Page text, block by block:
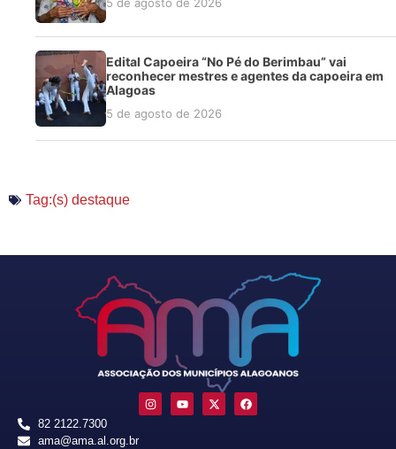
Edital Capoeira “No Pé do Berimbau” vai
reconhecer mestres e agentes da capoeira em
Alagoas
5 de agosto de 2026
Tag:(s) destaque
82 2122.7300
ama@ama.al.org.br